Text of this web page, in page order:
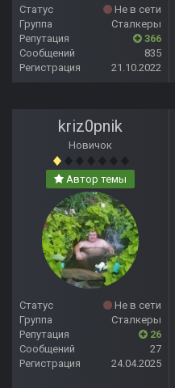
Статус
Не в сети
Группа
Сталкеры
Репутация
366
Сообщений
835
Регистрация
21.10.2022
kriz0pnik
Новичок
Автор темы
Статус
Не в сети
Группа
Сталкеры
Репутация
26
Сообщений
27
Регистрация
24.04.2025